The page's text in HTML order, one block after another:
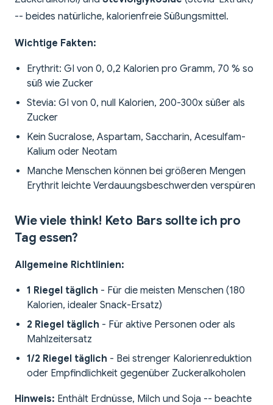
-- beides natürliche, kalorienfreie Süßungsmittel.
Wichtige Fakten:
Erythrit: GI von 0, 0,2 Kalorien pro Gramm, 70 % so
süß wie Zucker
Stevia: GI von 0, null Kalorien, 200-300x süßer als
Zucker
Kein Sucralose, Aspartam, Saccharin, Acesulfam-
Kalium oder Neotam
Manche Menschen können bei größeren Mengen
Erythrit leichte Verdauungsbeschwerden verspüren
Wie viele think! Keto Bars sollte ich pro
Tag essen?
Allgemeine Richtlinien:
1 Riegel täglich - Für die meisten Menschen (180
Kalorien, idealer Snack-Ersatz)
2 Riegel täglich - Für aktive Personen oder als
Mahlzeitersatz
1/2 Riegel täglich - Bei strenger Kalorienreduktion
oder Empfindlichkeit gegenüber Zuckeralkoholen
Hinweis: Enthält Erdnüsse, Milch und Soja -- beachte